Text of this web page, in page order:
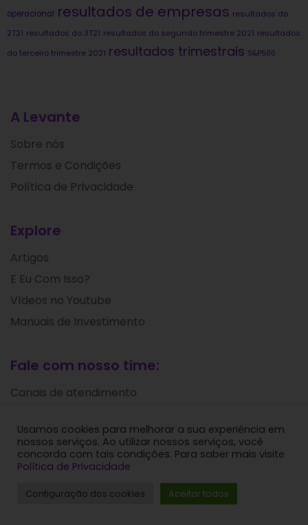
operacional resultados de empresas resultados do
2T21 resultados do 3T21 resultados do segundo trimestre 2021 resultados
do terceiro trimestre 2021 resultados trimestrais S&P500
A Levante
Sobre nós
Termos e Condições
Política de Privacidade
Explore
Artigos
E Eu Com Isso?
Vídeos no Youtube
Manuais de Investimento
Fale com nosso time:
Canais de atendimento
Nosso endereço
R. Joaquim Floriano, 940
São Paulo - SP
Usamos cookies para melhorar a sua experiência em
nossos serviços. Ao utilizar nossos serviços, você
concorda com tais condições. Para saber mais visite
Política de Privacidade
Configuração dos cookies Aceitar todos